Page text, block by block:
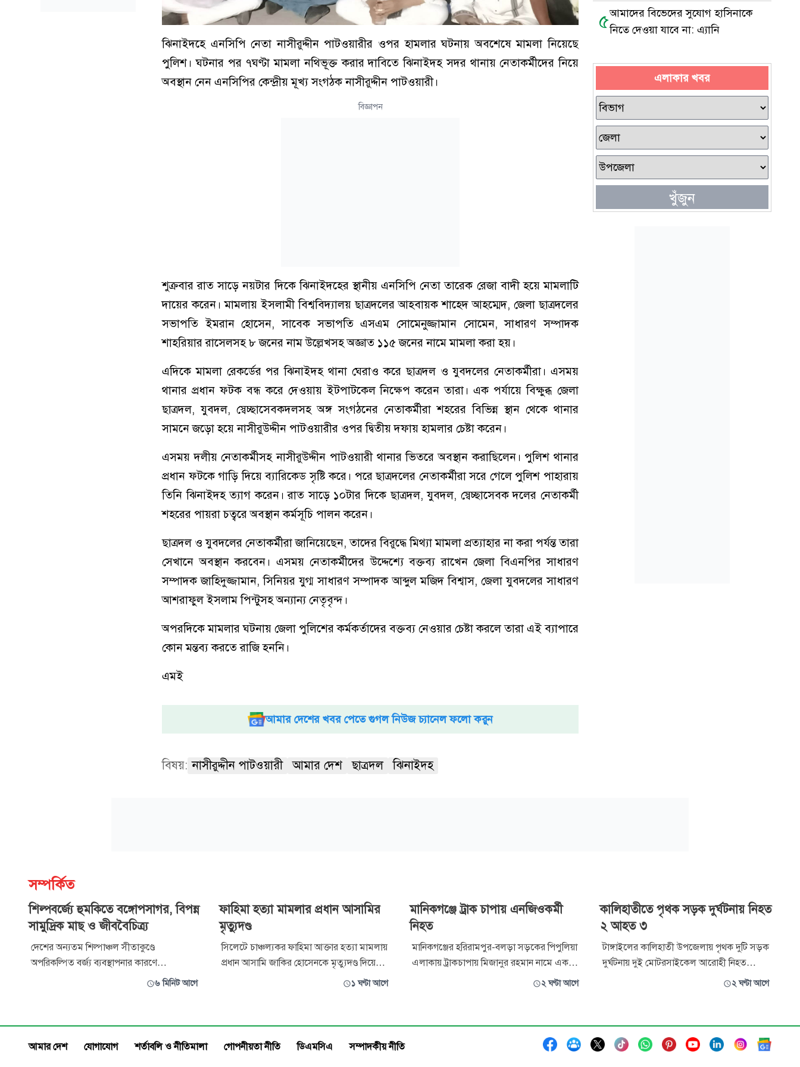
ঝিনাইদহে এন‌সি‌পি নেতা নাসীরুদ্দীন পাটওয়ারীর ওপর হামলার ঘটনায় অব‌শে‌ষে মামলা নি‌য়ে‌ছে
পু‌লিশ। ঘটনার পর ৭ঘণ্টা মামলা ন‌থিভূক্ত করার দা‌বি‌তে ঝিনাইদহ সদর থানায় নেতাকর্মী‌দের নি‌য়ে
অবস্থান নেন এন‌সি‌পির কেন্দ্রীয় মূখ্য সংগঠক না‌সীরুদ্দীন পা‌টওয়ারী।
বিজ্ঞাপন
শুক্রবার রাত সা‌ড়ে নয়টার দি‌কে ‌ঝিনাইদ‌হের স্থানীয় এনসিপি নেতা তারেক রেজা বাদী হয়ে মামলাটি
দায়ের করেন। মামলায় ইসলামী বিশ্ব‌বিদ্যালয় ছাত্রদলের আহবায়ক শাহেদ আহম্মেদ, জেলা ছাত্রদলের
সভাপতি ইমরান হোসেন, সাবেক সভাপতি এসএম সোমেনুজ্জামান সোমেন, সাধারণ সম্পাদক
শাহরিয়ার রাসেলসহ ৮ জনের নাম উল্লেখসহ অজ্ঞাত ১১৫ জনের নামে মামলা‌ করা হয়।
এদিকে মামলা রেকর্ডের পর ঝিনাইদহ থানা ঘেরাও করে ছাত্রদল ও যুবদলের নেতাকর্মীরা। এসময়
থানার প্রধান ফটক বন্ধ করে দেওয়ায় ইটপাটকেল নিক্ষেপ করেন তারা। এক পর্যা‌য়ে বিক্ষুব্ধ জেলা
ছাত্রদল, যুবদল, স্বেচ্ছাসেবকদলসহ অঙ্গ সংগঠনের নেতাকর্মীরা শহরের বিভিন্ন স্থান থেকে থানার
সাম‌নে জড়ো হয়ে নাসীরুউদ্দীন পাটওয়ারীর ওপর দ্বিতীয় দফায় হামলার চেষ্টা করেন।
এসময় দলীয় নেতাকর্মীসহ নাসীরুউদ্দীন পাটওয়ারী থানার ভিতরে অবস্থান করাছিলেন। পুলিশ থানার
প্রধান ফটকে গাড়ি দিয়ে ব্যারিকেড সৃষ্টি করে। পরে ছাত্রদলের নেতাকর্মীরা সরে গেলে পুলিশ পাহারায়
তিনি ঝিনাইদহ ত্যাগ করেন। রাত সা‌ড়ে ১০টার দি‌কে ছাত্রদল, যুবদল, স্বেচ্ছাসেবক দলের নেতাকর্মী
শহরের পায়রা চত্বরে অবস্থান কর্মসূচি পালন করেন।
ছাত্রদল ও যুবদ‌লের নেতাকর্মীরা জানিয়েছেন, তাদের বিরুদ্ধে মিথ্যা মামলা প্রত্যাহার না করা পর্যন্ত তারা
সেখানে অবস্থান করবেন। এ‌সময় নেতাকর্মী‌দের উ‌দ্দে‌শ্যে বক্তব্য রাখেন জেলা বিএনপির সাধারণ
সম্পাদক জাহিদুজ্জামান, সিনিয়র যুগ্ম সাধারণ সম্পাদক আব্দুল মজিদ বিশ্বাস, জেলা যুবদলের সাধারণ
আশরাফুল ইসলাম পিন্টুসহ অন্যান্য নেতৃবৃন্দ।
অপর‌দি‌কে মামলার ঘটনায় জেলা পুলিশের কর্মকর্তা‌দের বক্তব্য নেওয়ার চেষ্টা করলে তারা এই ব্যাপা‌রে
কোন মন্তব্য কর‌তে রা‌জি হন‌নি।
এমই
আমার দেশের খবর পেতে গুগল নিউজ চ্যানেল ফলো করুন
বিষয়: নাসীরুদ্দীন পাটওয়ারী আমার দেশ ছাত্রদল ঝিনাইদহ
৫আমাদের বিভেদের সুযোগ হাসিনাকে
নিতে দেওয়া যাবে না: এ্যানি
এলাকার খবর
খুঁজুন
সম্পর্কিত
শিল্পবর্জ্যে হুমকিতে বঙ্গোপসাগর, বিপন্ন
সামুদ্রিক মাছ ও জীববৈচিত্র্য
দেশের অন্যতম শিল্পাঞ্চল সীতাকুণ্ডে
অপরিকল্পিত বর্জ্য ব্যবস্থাপনার কারণে
বঙ্গোপসাগরের সামুদ্রিক পরিবেশ হুমকির মুখে
জাহাজভাঙা শিল্পের অবশিষ্টাংশ এবং উপকূলীয়
এলাকার প্লাস্টিক ও অন্যান্য বর্জ্য সাগরে গিয়ে
৬ মিনিট আগে
ফাহিমা হত্যা মামলার প্রধান আসামির
মৃত্যুদণ্ড
সিলেটে চাঞ্চল্যকর ফাহিমা আক্তার হত্যা মামলায়
প্রধান আসামি জাকির হোসেনকে মৃত্যুদণ্ড দিয়েছেন
আদালত। একই সঙ্গে তাকে ৫ লাখ টাকা
কালামকে খালাস দেওয়া হয়েছে। বৃহস্পিতবার
বেলা সাড়ে ১১টার দিকে সিলেট মহানগর শিশু
১ ঘণ্টা আগে
মানিকগঞ্জে ট্রাক চাপায় এনজিওকর্মী
নিহত
মানিকগঞ্জের হরিরামপুর-বলড়া সড়কের পিপুলিয়া
এলাকায় ট্রাকচাপায় মিজানুর রহমান নামে এক
এনজিও কর্মী নিহত হয়েছেন। বৃহস্পতিবার দুপুর
ফিরছিলেন। পথে পিপুলিয়া এলাকায় পৌঁছালে
২ ঘণ্টা আগে
কালিহাতীতে পৃথক সড়ক দুর্ঘটনায় নিহত
২ আহত ৩
টাঙ্গাইলের কালিহাতী উপজেলায় পৃথক দুটি সড়ক
দুর্ঘটনায় দুই মোটরসাইকেল আরোহী নিহত
হয়েছেন। এ ঘটনায় আরো তিনজন আহত
দিকে উপজেলার পাথালিয়া সড়কে
মোটরসাইকেলের নিয়ন্ত্রণ হারিয়ে রাস্তার পাশে
গাছের সঙ্গে ধাক্
২ ঘণ্টা আগে
আমার দেশ যোগাযোগ শর্তাবলি ও নীতিমালা গোপনীয়তা নীতি ডিএমসিএ সম্পাদকীয় নীতি